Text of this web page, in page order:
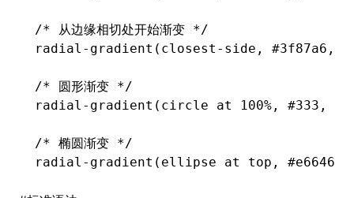
/* 从边缘相切处开始渐变 */
radial-gradient( closest-side , #3f87a6 ,
/* 圆形渐变 */
radial-gradient( circle at 100% , #333 ,
/* 椭圆渐变 */
radial-gradient( ellipse at top , #e66465